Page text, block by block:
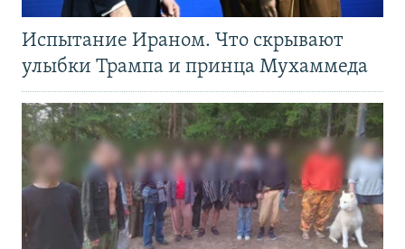
Испытание Ираном. Что скрывают
улыбки Трампа и принца Мухаммеда